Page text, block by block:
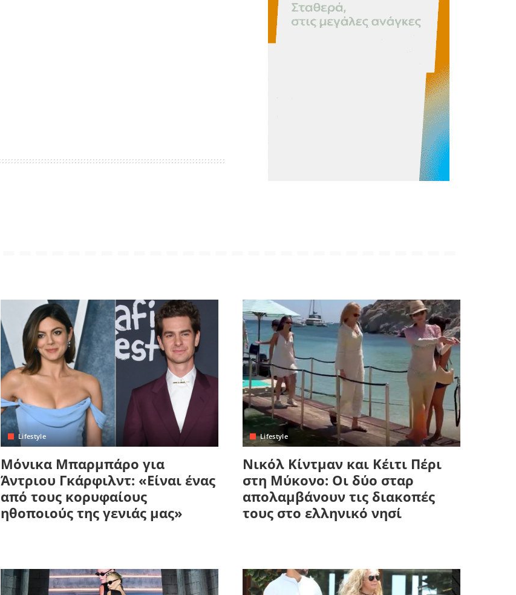
Lifestyle
Μόνικα Μπαρμπάρο για
Άντριου Γκάρφιλντ: «Είναι ένας
από τους κορυφαίους
ηθοποιούς της γενιάς μας»
Lifestyle
Νικόλ Κίντμαν και Κέιτι Πέρι
στη Μύκονο: Οι δύο σταρ
απολαμβάνουν τις διακοπές
τους στο ελληνικό νησί